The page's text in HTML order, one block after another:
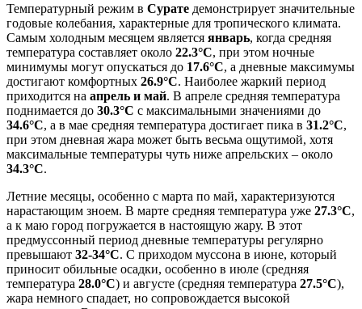
Температурный режим в Сурате демонстрирует значительные
годовые колебания, характерные для тропического климата.
Самым холодным месяцем является январь, когда средняя
температура составляет около 22.3°C, при этом ночные
минимумы могут опускаться до 17.6°C, а дневные максимумы
достигают комфортных 26.9°C. Наиболее жаркий период
приходится на апрель и май. В апреле средняя температура
поднимается до 30.3°C с максимальными значениями до
34.6°C, а в мае средняя температура достигает пика в 31.2°C,
при этом дневная жара может быть весьма ощутимой, хотя
максимальные температуры чуть ниже апрельских – около
34.3°C.
Летние месяцы, особенно с марта по май, характеризуются
нарастающим зноем. В марте средняя температура уже 27.3°C,
а к маю город погружается в настоящую жару. В этот
предмуссонный период дневные температуры регулярно
превышают 32-34°C. С приходом муссона в июне, который
приносит обильные осадки, особенно в июле (средняя
температура 28.0°C) и августе (средняя температура 27.5°C),
жара немного спадает, но сопровождается высокой